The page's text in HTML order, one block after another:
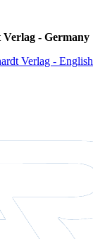
- Germany
Verlag - English